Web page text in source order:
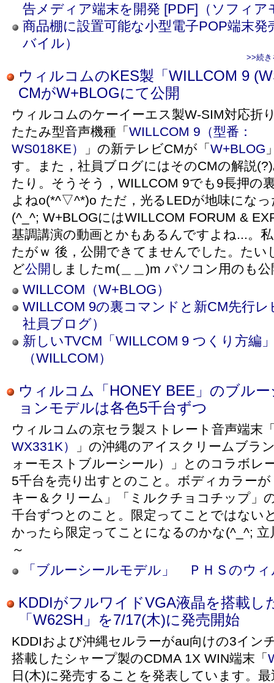
告メディア端末を開発 [PDF]（ソフィア
商品棚に設置可能な小型電子POP端末
バイル）
>>続き
ウィルコムのKES製「WILLCOM 9
CMがW+BLOGにて公開
ウィルコムのケーイーエス製W-SIM対応折
たたみ型音声機種「 WILLCOM 9（型番：
WS018KE）
」の新テレビCMが「 W+BLOG
す。また，社員ブログにはそのCMの解説
たり。そうそう，WILLCOM 9でも9長押の
よねo(*^▽^*)o ただ，光るLEDが地味にな
(^_^; W+BLOGにはWILLCOM FORUM &
基調講演の動画とかもあるんですよね...。
たがｗ 後，公開できてませんでした。たい
ど公開 しましたm(＿＿)m パソコン用のも
WILLCOM（W+BLOG）
WILLCOM 9の裏コマンドと新CM先行
社員ブログ）
新しいTVCM「WILLCOM 9 つくり方編
（WILLCOM）
ウィルコム「HONEY BEE」のブル
ョンモデルは各色5千台ずつ
ウィルコムの京セラ製ストレート音声端末
WX331K）
」の沖縄のアイスクリームブラ
ォーモストブルーシール）」とのコラボレ
5千台を売り出すとのこと。ボディカラー
キー＆クリーム」「ミルクチョコチップ」
千台ずつとのこと。限定ってことではない
かったら限定ってことになるのかな(^_^;
～
「ブルーシールモデル」 ＰＨＳのウ
KDDIがフルワイドVGA液晶を搭載し
「W62SH」を7/17(木)に発売開始
KDDIおよび沖縄セルラーがau向けの3イン
搭載したシャープ製のCDMA 1X WIN端末「
日(木)に発売することを発表しています。